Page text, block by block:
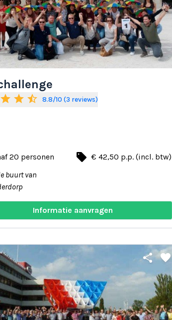
star star star_half 8.8/10 (3 reviews)
20 personen local_offer € 42,50 p.p. (incl. btw)
buurt van
Informatie aanvragen
share favorite